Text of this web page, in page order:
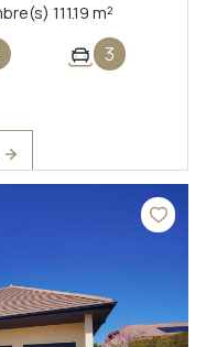
Maison 5 pièce(s) 4 chambre(s) 111.19 m²
3